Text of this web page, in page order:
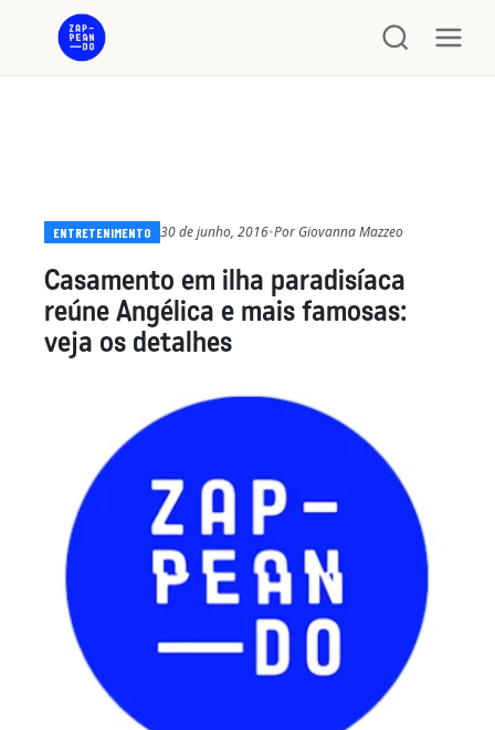
ENTRETENIMENTO 30 de junho, 2016•Por Giovanna Mazzeo
Casamento em ilha paradisíaca
reúne Angélica e mais famosas:
veja os detalhes